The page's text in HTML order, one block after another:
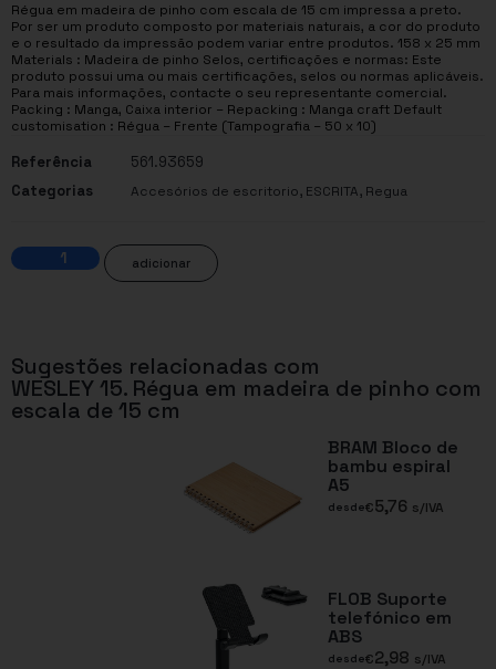
Régua em madeira de pinho com escala de 15 cm impressa a preto.
Por ser um produto composto por materiais naturais, a cor do produto
e o resultado da impressão podem variar entre produtos. 158 x 25 mm
Materials : Madeira de pinho Selos, certificações e normas: Este
produto possui uma ou mais certificações, selos ou normas aplicáveis.
Para mais informações, contacte o seu representante comercial.
Packing : Manga, Caixa interior – Repacking : Manga craft Default
customisation : Régua – Frente (Tampografia – 50 x 10)
Referência
561.93659
Categorias
Accesórios de escritorio, ESCRITA, Regua
adicionar
Sugestões relacionadas com
WESLEY 15. Régua em madeira de pinho com
escala de 15 cm
BRAM Bloco de
bambu espiral
A5
desde€5,76 s/IVA
FLOB Suporte
telefónico em
ABS
desde€2,98 s/IVA